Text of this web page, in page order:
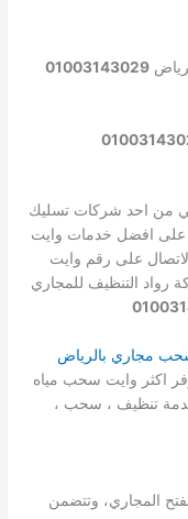
01003143029
احد شركات تسليك
على افضل خدمات وايت
على رقم وايت
التنظيف للمجاري
اكثر وايت سحب مياه
خدمة تنظيف ، سحب ،
المجاري، وتتضمن